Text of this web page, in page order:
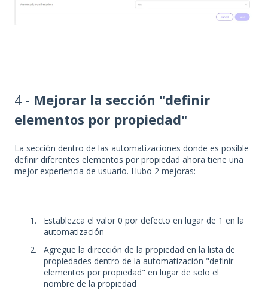
4 - Mejorar la sección "definir
elementos por propiedad"
La sección dentro de las automatizaciones donde es posible
definir diferentes elementos por propiedad ahora tiene una
mejor experiencia de usuario. Hubo 2 mejoras:
Establezca el valor 0 por defecto en lugar de 1 en la
automatización
Agregue la dirección de la propiedad en la lista de
propiedades dentro de la automatización "definir
elementos por propiedad" en lugar de solo el
nombre de la propiedad